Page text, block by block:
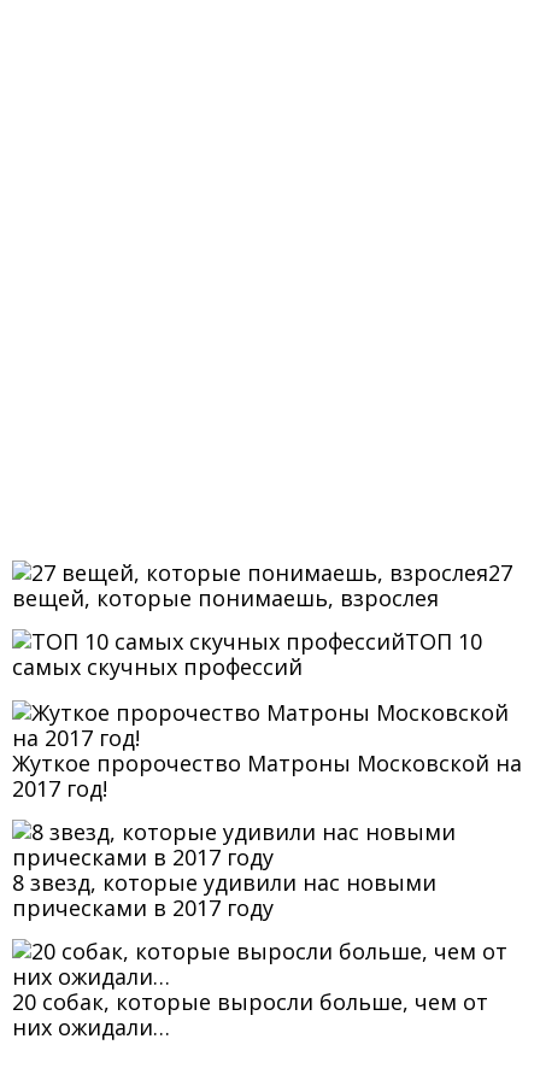
27
вещей, которые понимаешь, взрослея
ТОП 10
самых скучных профессий
Жуткое пророчество Матроны Московской на
2017 год!
8 звезд, которые удивили нас новыми
прическами в 2017 году
20 собак, которые выросли больше, чем от
них ожидали…